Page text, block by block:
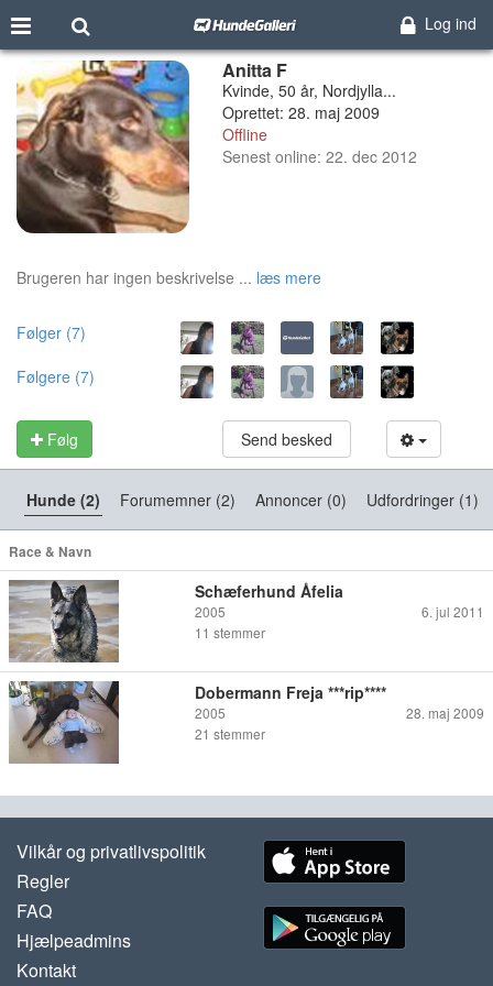
Log ind
Anitta F
Kvinde, 50 år, Nordjylla...
Oprettet: 28. maj 2009
Offline
Senest online: 22. dec 2012
Brugeren har ingen beskrivelse ... læs mere
Følger (7)
Følgere (7)
Følg Send besked
Hunde (2) Forumemner (2) Annoncer (0) Udfordringer (1)
Race & Navn
Schæferhund Åfelia
2005
6. jul 2011
11 stemmer
Dobermann Freja ***rip****
2005
28. maj 2009
21 stemmer
Vilkår og privatlivspolitik
Regler
FAQ
Hjælpeadmins
Kontakt